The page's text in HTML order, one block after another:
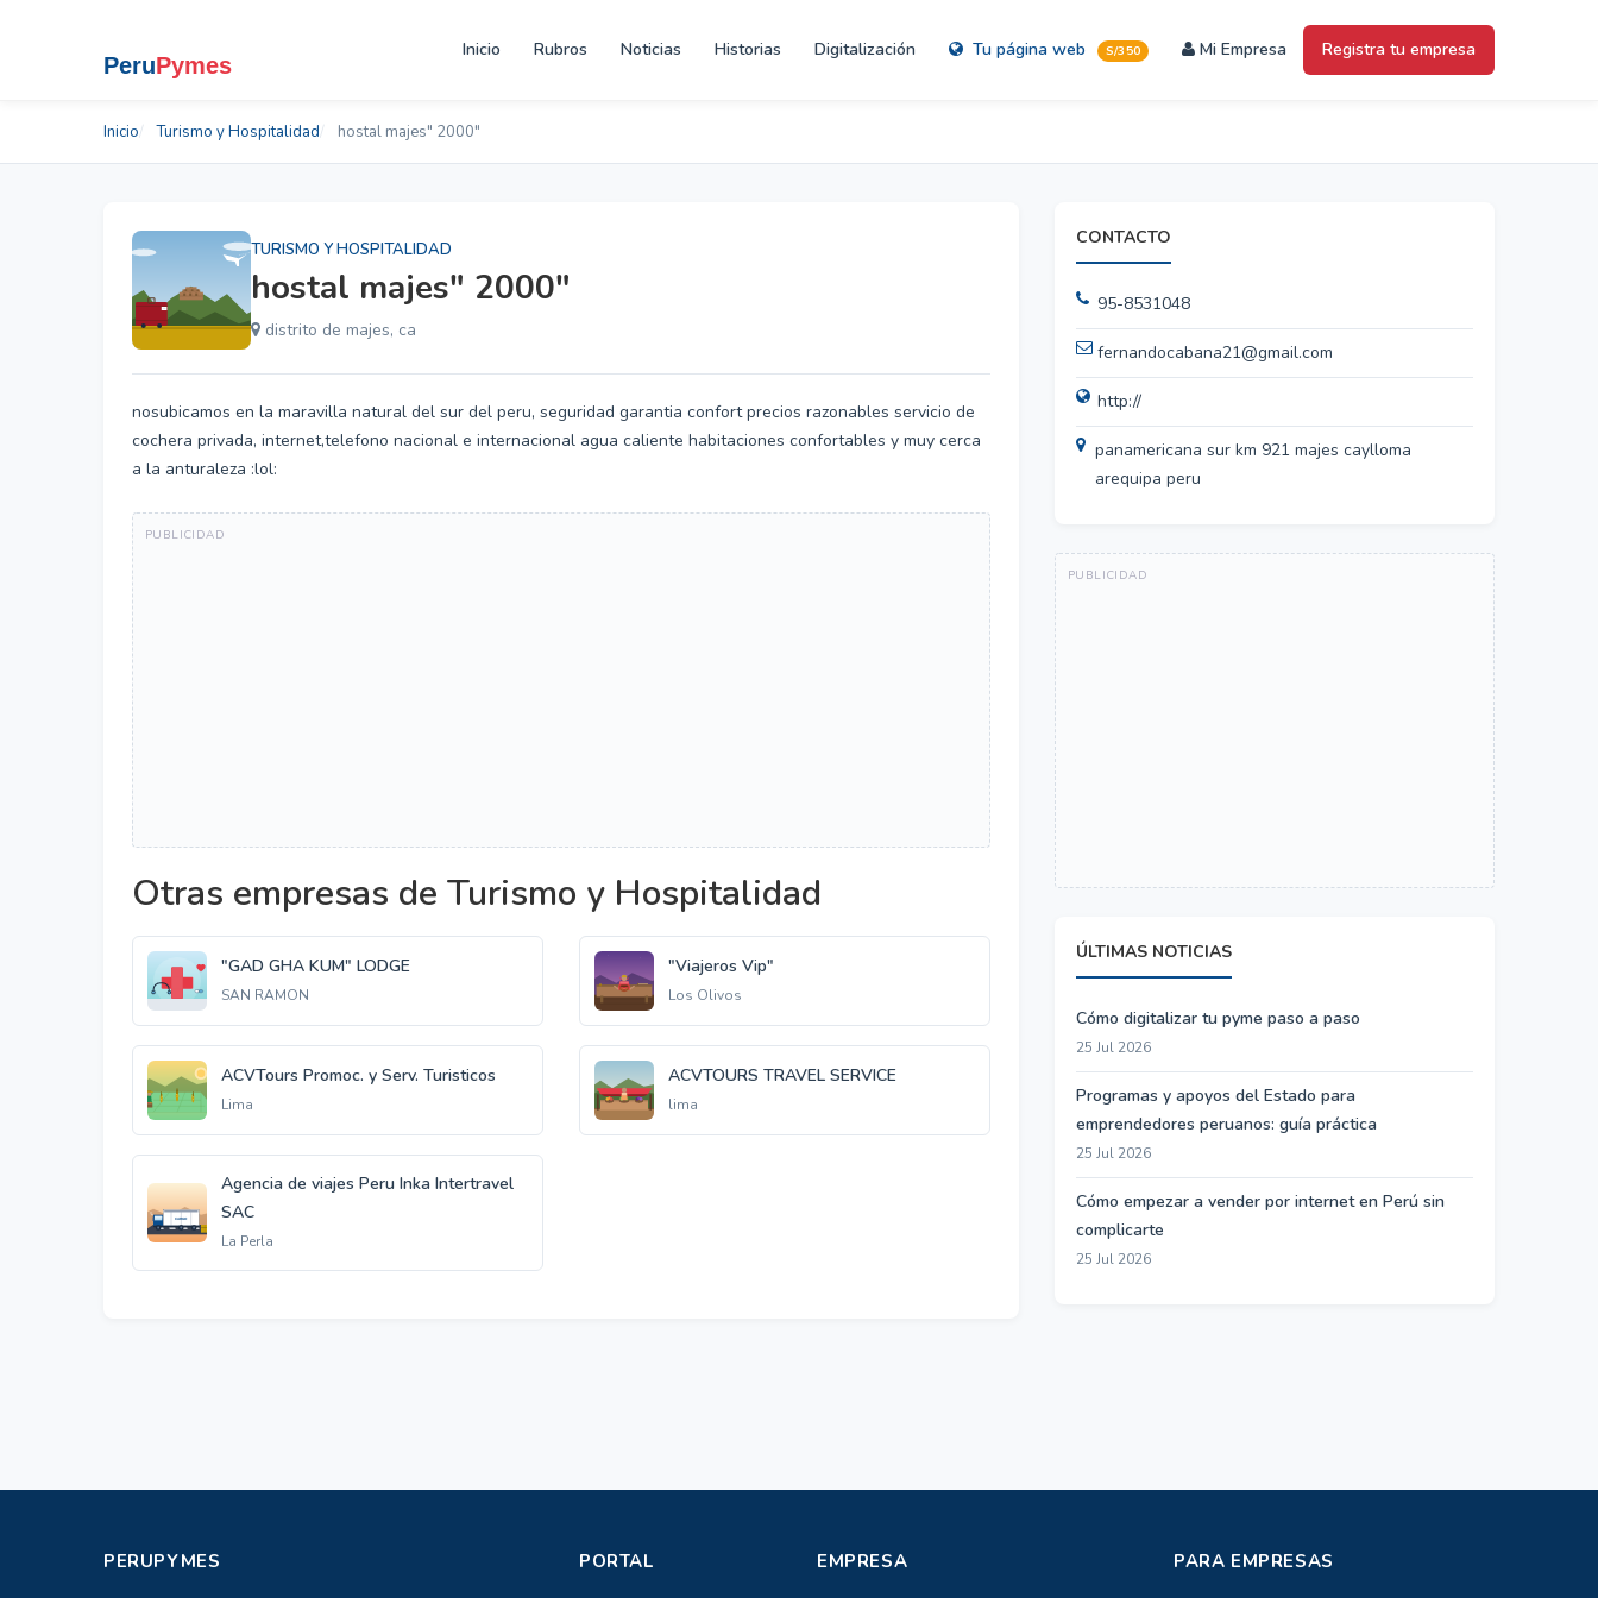
Inicio Rubros Noticias Historias Digitalización Tu página web S/350 Mi Empresa Registra tu empresa
Inicio Turismo y Hospitalidad hostal majes" 2000"
TURISMO Y HOSPITALIDAD
hostal majes" 2000"
distrito de majes, ca
nosubicamos en la maravilla natural del sur del peru, seguridad garantia confort precios razonables servicio de
cochera privada, internet,telefono nacional e internacional agua caliente habitaciones confortables y muy cerca
a la anturaleza :lol:
Otras empresas de Turismo y Hospitalidad
"GAD GHA KUM" LODGE
SAN RAMON
"Viajeros Vip"
Los Olivos
ACVTours Promoc. y Serv. Turisticos
Lima
ACVTOURS TRAVEL SERVICE
lima
Agencia de viajes Peru Inka Intertravel
SAC
La Perla
CONTACTO
95-8531048
fernandocabana21@gmail.com
http://
panamericana sur km 921 majes caylloma
arequipa peru
ÚLTIMAS NOTICIAS
Cómo digitalizar tu pyme paso a paso
25 Jul 2026
Programas y apoyos del Estado para
emprendedores peruanos: guía práctica
25 Jul 2026
Cómo empezar a vender por internet en Perú sin
complicarte
25 Jul 2026
PERUPYMES PORTAL EMPRESA PARA EMPRESAS